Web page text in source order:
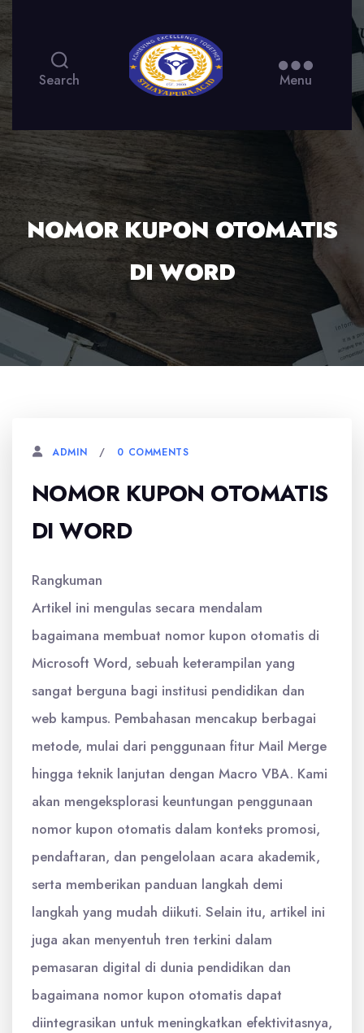
Search Menu
NOMOR KUPON OTOMATIS
DI WORD
ADMIN 0 COMMENTS
NOMOR KUPON OTOMATIS
DI WORD
Rangkuman
Artikel ini mengulas secara mendalam
bagaimana membuat nomor kupon otomatis di
Microsoft Word, sebuah keterampilan yang
sangat berguna bagi institusi pendidikan dan
web kampus. Pembahasan mencakup berbagai
metode, mulai dari penggunaan fitur Mail Merge
hingga teknik lanjutan dengan Macro VBA. Kami
akan mengeksplorasi keuntungan penggunaan
nomor kupon otomatis dalam konteks promosi,
pendaftaran, dan pengelolaan acara akademik,
serta memberikan panduan langkah demi
langkah yang mudah diikuti. Selain itu, artikel ini
juga akan menyentuh tren terkini dalam
pemasaran digital di dunia pendidikan dan
bagaimana nomor kupon otomatis dapat
diintegrasikan untuk meningkatkan efektivitasnya,